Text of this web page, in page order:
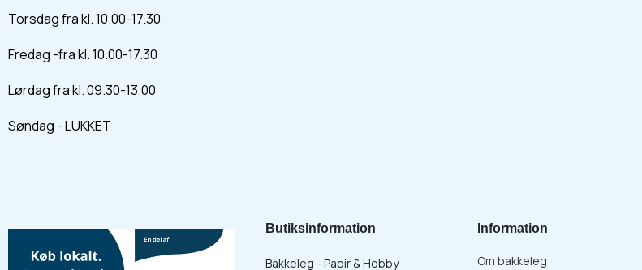
Torsdag fra kl. 10.00-17.30
Fredag -fra kl. 10.00-17.30
Lørdag fra kl. 09.30-13.00
Søndag - LUKKET
Butiksinformation
Bakkeleg - Papir & Hobby
Information
Om bakkeleg